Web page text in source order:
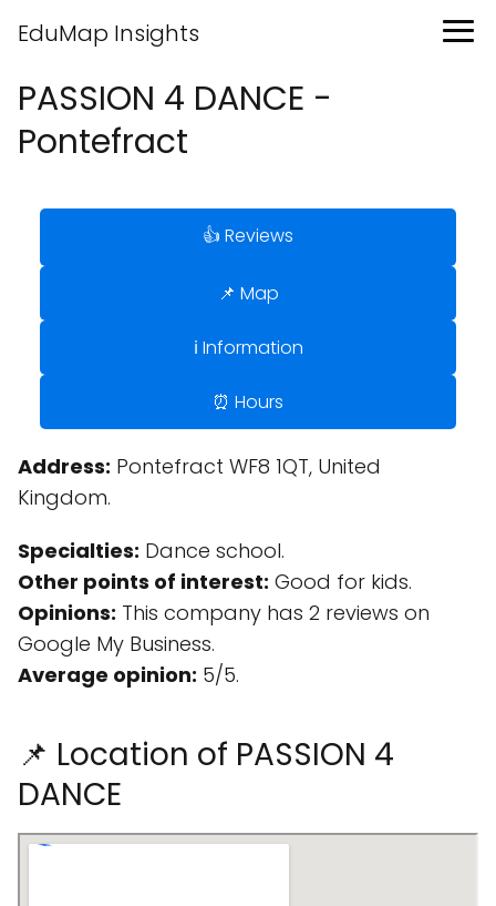
EduMap Insights
PASSION 4 DANCE -
Pontefract
👍 Reviews
📌 Map
ℹ️ Information
⏰ Hours
Address: Pontefract WF8 1QT, United
Kingdom.
Specialties: Dance school.
Other points of interest: Good for kids.
Opinions: This company has 2 reviews on
Google My Business.
Average opinion: 5/5.
📌 Location of PASSION 4
DANCE